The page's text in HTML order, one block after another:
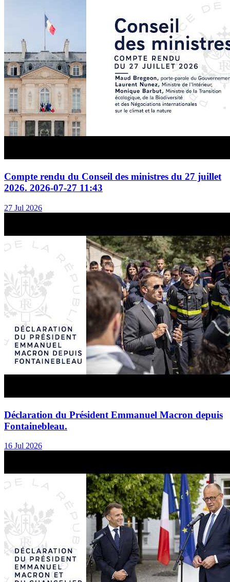
Compte rendu du Conseil des ministres du 27 juillet
2026. 2026-07-27 11:43
27 Jul 2026
Déclaration du Président Emmanuel Macron depuis
Fontainebleau.
16 Jul 2026